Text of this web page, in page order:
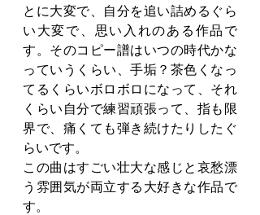
とに大変で、自分を追い詰めるぐら
い大変で、思い入れのある作品で
す。そのコピー譜はいつの時代かな
っていうくらい、手垢？茶色くなっ
てるくらいボロボロになって、それ
くらい自分で練習頑張って、指も限
界で、痛くても弾き続けたりしたぐ
らいです。
この曲はすごい壮大な感じと哀愁漂
う雰囲気が両立する大好きな作品で
す。